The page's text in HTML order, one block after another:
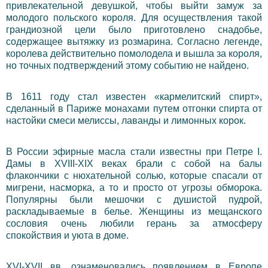
привлекательной девушкой, чтобы выйти замуж за
молодого польского короля. Для осуществления такой
грандиозной цели было приготовлено снадобье,
содержащее вытяжку из розмарина. Согласно легенде,
королева действительно помолодела и вышла за короля,
но точных подтверждений этому событию не найдено.
В 1611 году стал известен «кармелитский спирт»,
сделанный в Париже монахами путем отгонки спирта от
настойки смеси мелиссы, лаванды и лимонных корок.
В России эфирные масла стали известны при Петре I.
Дамы в XVIII-XIX веках брали с собой на балы
флакончики с нюхательной солью, которые спасали от
мигрени, насморка, а то и просто от угрозы обморока.
Популярны были мешочки с душистой пудрой,
раскладываемые в белье. Женщины из мещанского
сословия очень любили герань за атмосферу
спокойствия и уюта в доме.